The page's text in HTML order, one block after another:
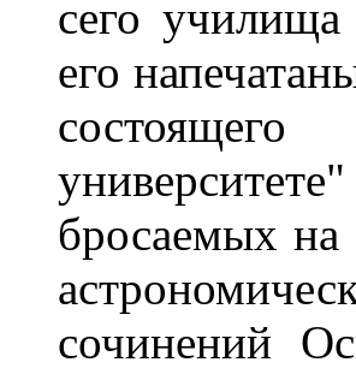
сего
его
бросаемых
сочинений